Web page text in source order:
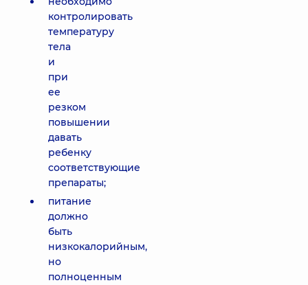
контролировать
температуру
тела
и
при
ее
резком
повышении
давать
ребенку
соответствующие
препараты;
питание
должно
быть
низкокалорийным,
но
полноценным